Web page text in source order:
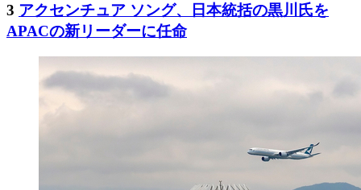
3 アクセンチュア ソング、日本統括の黒川氏を
APACの新リーダーに任命